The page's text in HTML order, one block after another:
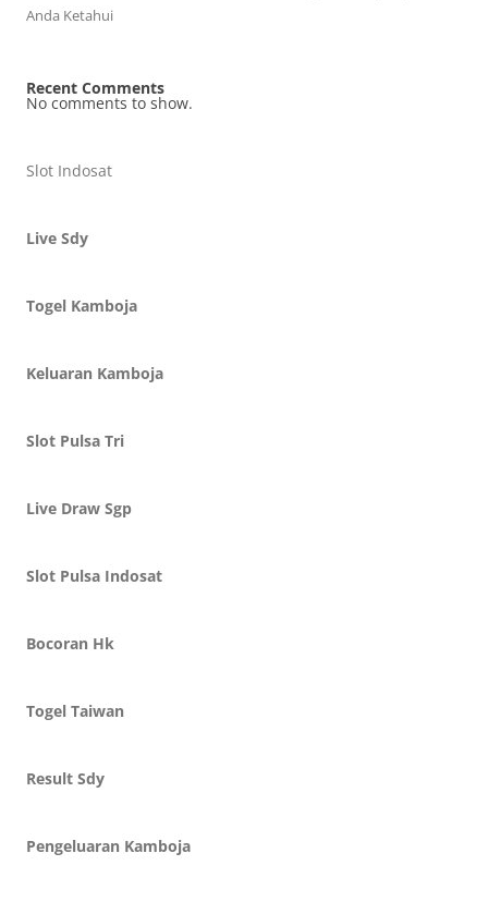
Anda Ketahui
Recent Comments
No comments to show.
Slot Indosat
Live Sdy
Togel Kamboja
Keluaran Kamboja
Slot Pulsa Tri
Live Draw Sgp
Slot Pulsa Indosat
Bocoran Hk
Togel Taiwan
Result Sdy
Pengeluaran Kamboja